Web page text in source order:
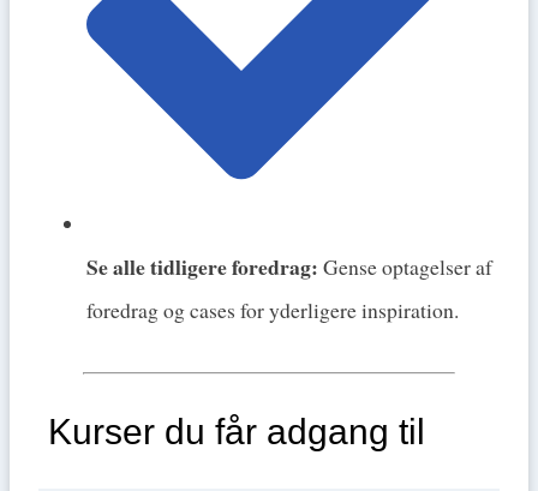
Se alle tidligere foredrag: Gense optagelser af
foredrag og cases for yderligere inspiration.
Kurser du får adgang til